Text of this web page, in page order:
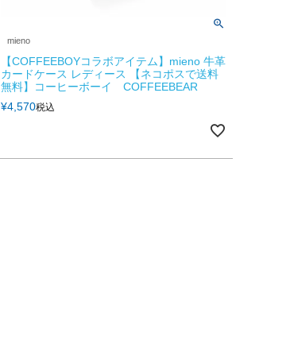
mieno
【COFFEEBOYコラボアイテム】mieno 牛革
カードケース レディース 【ネコポスで送料
無料】コーヒーボーイ COFFEEBEAR
¥4,570税込